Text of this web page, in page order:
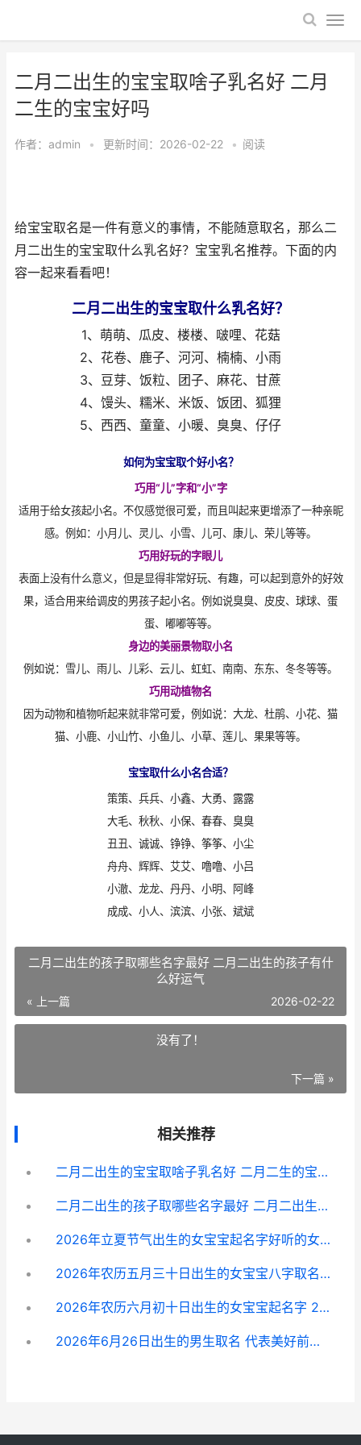
二月二出生的宝宝取啥子乳名好 二月
二生的宝宝好吗
作者： admin • 更新时间：2026-02-22 • 阅读
给宝宝取名是一件有意义的事情，不能随意取名，那么二
月二出生的宝宝取什么乳名好？宝宝乳名推荐。下面的内
容一起来看看吧！
二月二出生的宝宝取什么乳名好？
1、萌萌、瓜皮、楼楼、啵哩、花菇
2、花卷、鹿子、河河、楠楠、小雨
3、豆芽、饭粒、团子、麻花、甘蔗
4、馒头、糯米、米饭、饭团、狐狸
5、西西、童童、小暖、臭臭、仔仔
如何为宝宝取个好小名？
巧用“儿”字和“小”字
适用于给女孩起小名。不仅感觉很可爱，而且叫起来更增添了一种亲昵
感。例如：小月儿、灵儿、小雪、儿可、康儿、荣儿等等。
巧用好玩的字眼儿
表面上没有什么意义，但是显得非常好玩、有趣，可以起到意外的好效
果，适合用来给调皮的男孩子起小名。例如说臭臭、皮皮、球球、蛋
蛋、嘟嘟等等。
身边的美丽景物取小名
例如说：雪儿、雨儿、儿彩、云儿、虹虹、南南、东东、冬冬等等。
巧用动植物名
因为动物和植物听起来就非常可爱，例如说：大龙、杜鹃、小花、猫
猫、小鹿、小山竹、小鱼儿、小草、莲儿、果果等等。
宝宝取什么小名合适？
策策、兵兵、小鑫、大勇、露露
大毛、秋秋、小保、春春、臭臭
丑丑、诚诚、铮铮、筝筝、小尘
舟舟、辉辉、艾艾、噜噜、小吕
小澈、龙龙、丹丹、小明、阿峰
成成、小人、滨滨、小张、斌斌
二月二出生的孩子取哪些名字最好 二月二出生的孩子有什
么好运气
« 上一篇 2026-02-22
没有了！
下一篇 »
相关推荐
二月二出生的宝宝取啥子乳名好 二月二生的宝宝好吗
二月二出生的孩子取哪些名字最好 二月二出生的孩子有什么好运气
2026年立夏节气出生的女宝宝起名字好听的女宝宝名字锦集
2026年农历五月三十日出生的女宝宝八字取名 2026年农历五月初四出生五行缺什么
2026年农历六月初十日出生的女宝宝起名字 2026年农历六月十三黄历
2026年6月26日出生的男生取名 代表美好前途的名字主推 2026年6月26日出生男孩命运